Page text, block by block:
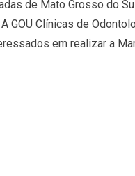
de Mato Grosso do
GOU Clínicas de
em realizar a